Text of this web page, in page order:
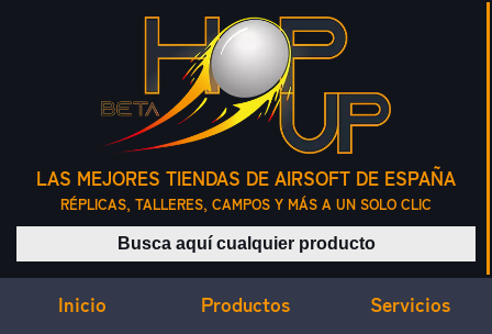
LAS MEJORES TIENDAS DE AIRSOFT DE ESPAÑA
RÉPLICAS, TALLERES, CAMPOS Y MÁS A UN SOLO CLIC
Buscar productos
Inicio Productos Servicios